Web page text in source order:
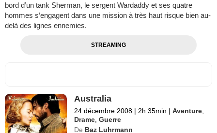
bord d’un tank Sherman, le sergent Wardaddy et ses quatre
hommes s’engagent dans une mission à très haut risque bien au-
delà des lignes ennemies.
STREAMING
Australia
24 décembre 2008 | 2h 35min | Aventure
Drame ,Guerre
De Baz Luhrmann